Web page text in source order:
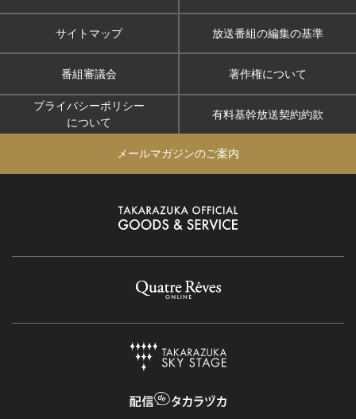
サイトマップ 放送番組の編集の基準
番組審議会 著作権について
プライバシーポリシー
について
有料基幹放送契約約款
メールマガジンのご案内